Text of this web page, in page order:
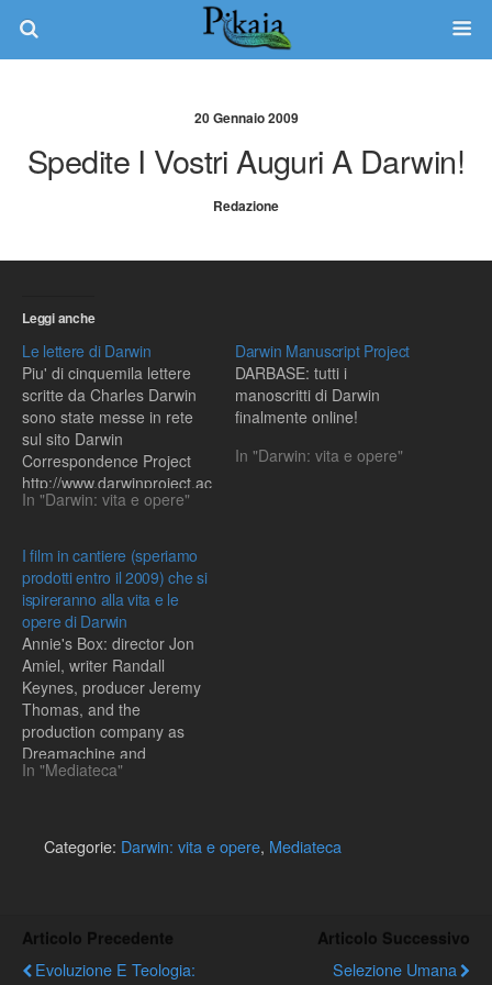
20 Gennaio 2009
Spedite I Vostri Auguri A Darwin!
Redazione
Leggi anche
Le lettere di Darwin
Piu' di cinquemila lettere
scritte da Charles Darwin
sono state messe in rete
sul sito Darwin
Correspondence Project
http://www.darwinproject.ac
.uk/, un progetto collegato
della Cambridge university
library. Le lettere rivelano
molti aspetti della
personalita' e delle
scoperte del padre della
teoria dell'evoluzione per
selezione naturale. Sono
disponibili…
In "Darwin: vita e opere"
Darwin Manuscript Project
DARBASE: tutti i
manoscritti di Darwin
finalmente online!
In "Darwin: vita e opere"
I film in cantiere (speriamo
prodotti entro il 2009) che si
ispireranno alla vita e le
opere di Darwin
Annie's Box: director Jon
Amiel, writer Randall
Keynes, producer Jeremy
Thomas, and the
production company as
Dreamachine and
Recorded Picture
Darwin by Randal Keynes,
the great-great grandson
Project, "an intimate
portrait of Charles
Darwin,"…
In "Mediateca"
Categorie: Darwin: vita e opere, Mediateca
Articolo Precedente
Evoluzione E Teologia:
Articolo Successivo
Selezione Umana